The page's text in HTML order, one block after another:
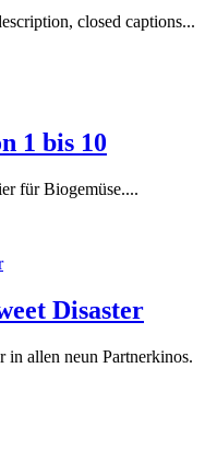
closed captions...
1 bis 10
für Biogemüse....
Disaster
allen neun Partnerkinos.